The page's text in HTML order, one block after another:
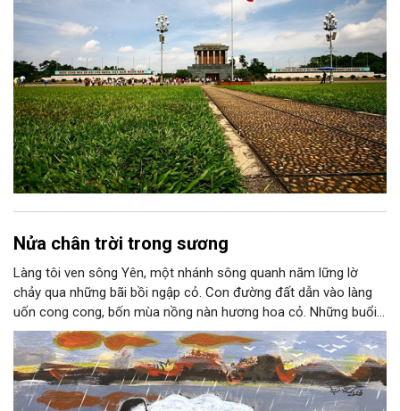
Nửa chân trời trong sương
Làng tôi ven sông Yên, một nhánh sông quanh năm lững lờ
chảy qua những bãi bồi ngập cỏ. Con đường đất dẫn vào làng
uốn cong cong, bốn mùa nồng nàn hương hoa cỏ. Những buổi
hoàng hôn, khi nắng đã dịu xuống phía cuối sông, đám hoa tím
lại thẫm màu như có ai vừa rắc lên một lớp khói.